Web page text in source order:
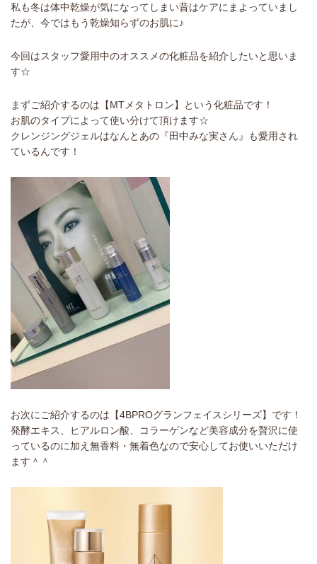
私も冬は体中乾燥が気になってしまい昔はケアにまよっていまし
たが、今ではもう乾燥知らずのお肌に♪
今回はスタッフ愛用中のオススメの化粧品を紹介したいと思いま
す☆
まずご紹介するのは【MTメタトロン】という化粧品です！
お肌のタイプによって使い分けて頂けます☆
クレンジングジェルはなんとあの『田中みな実さん』も愛用され
ているんです！
お次にご紹介するのは【4BPROグランフェイスシリーズ】です！
発酵エキス、ヒアルロン酸、コラーゲンなど美容成分を贅沢に使
っているのに加え無香料・無着色なので安心してお使いいただけ
ます＾＾